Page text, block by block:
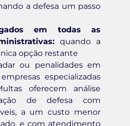
a defesa um passo
em todas as
quando a
opção restante
ou penalidades em
especializadas
oferecem análise
de defesa com
a um custo menor
e com atendimento